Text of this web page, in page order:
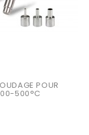
POUR
500°C